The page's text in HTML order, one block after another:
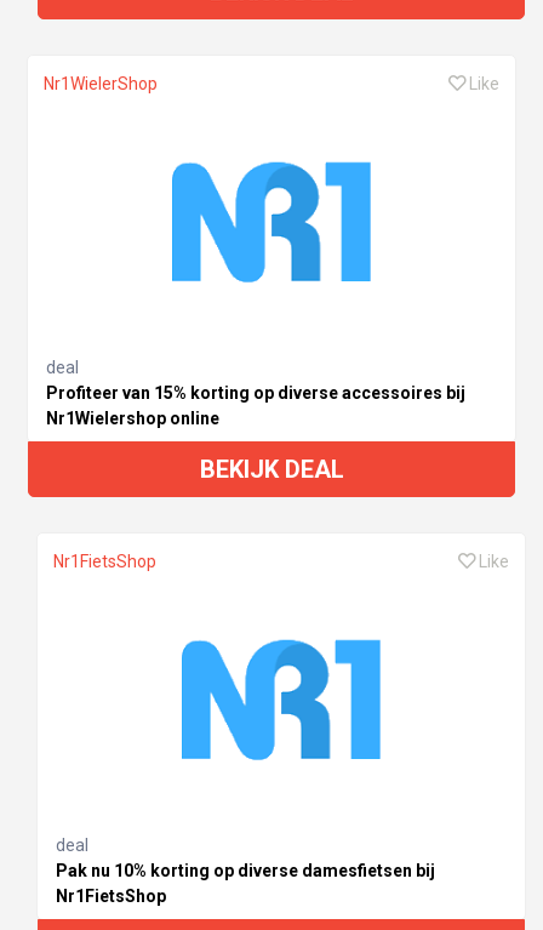
Nr1WielerShop Like
deal
Profiteer van 15% korting op diverse accessoires bij
Nr1Wielershop online
BEKIJK DEAL
Nr1FietsShop Like
deal
Pak nu 10% korting op diverse damesfietsen bij
Nr1FietsShop